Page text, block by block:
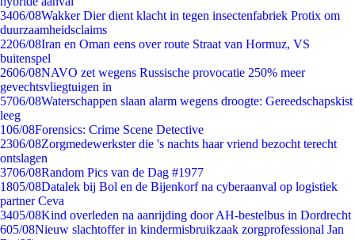
3406/08Wakker Dier dient klacht in tegen insectenfabriek Protix om
duurzaamheidsclaims
2206/08Iran en Oman eens over route Straat van Hormuz, VS
buitenspel
2606/08NAVO zet wegens Russische provocatie 250% meer
gevechtsvliegtuigen in
5706/08Waterschappen slaan alarm wegens droogte: Gereedschapskist
leeg
106/08Forensics: Crime Scene Detective
2306/08Zorgmedewerkster die 's nachts haar vriend bezocht terecht
ontslagen
3706/08Random Pics van de Dag #1977
1805/08Datalek bij Bol en de Bijenkorf na cyberaanval op logistiek
partner Ceva
3405/08Kind overleden na aanrijding door AH-bestelbus in Dordrecht
605/08Nieuw slachtoffer in kindermisbruikzaak zorgprofessional Jan